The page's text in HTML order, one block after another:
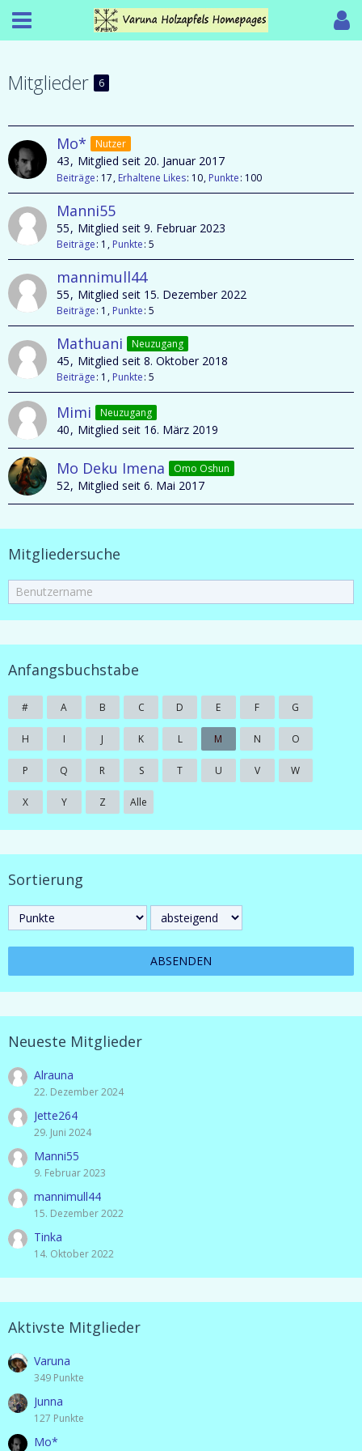
Mitglieder 6
Mo* Nutzer
43 Mitglied seit 20. Januar 2017
Beiträge 17 Erhaltene Likes 10 Punkte 100
Manni55
55 Mitglied seit 9. Februar 2023
Beiträge 1 Punkte 5
mannimull44
55 Mitglied seit 15. Dezember 2022
Beiträge 1 Punkte 5
Mathuani Neuzugang
45 Mitglied seit 8. Oktober 2018
Beiträge 1 Punkte 5
Mimi Neuzugang
40 Mitglied seit 16. März 2019
Mo Deku Imena Omo Oshun
52 Mitglied seit 6. Mai 2017
Mitgliedersuche
Anfangsbuchstabe
# A B C D E F G
H I J K L M N O
P Q R S T U V W
X Y Z Alle
Sortierung
Neueste Mitglieder
Alrauna
22. Dezember 2024
Jette264
29. Juni 2024
Manni55
9. Februar 2023
mannimull44
15. Dezember 2022
Tinka
14. Oktober 2022
Aktivste Mitglieder
Varuna
349 Punkte
Junna
127 Punkte
Mo*